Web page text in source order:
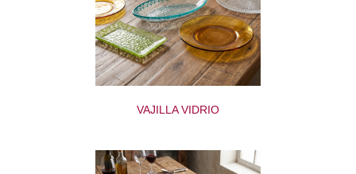
VAJILLA VIDRIO